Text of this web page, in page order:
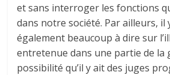
et sans interroger les fonctions
dans notre société. Par ailleurs, il
également beaucoup à dire sur
entretenue dans une partie de la
possibilité qu’il y ait des juges